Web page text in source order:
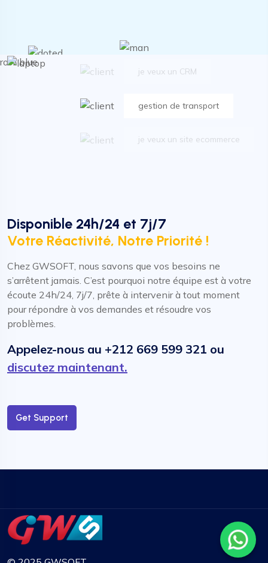
je veux un CRM
gestion de transport
je veux un site ecommerce
gestion de transport
je veux un site ecommerce
Disponible 24h/24 et 7j/7
Votre Réactivité, Notre Priorité !
Chez GWSOFT, nous savons que vos besoins ne
s’arrêtent jamais. C’est pourquoi notre équipe est à votre
écoute 24h/24, 7j/7, prête à intervenir à tout moment
pour répondre à vos demandes et résoudre vos
problèmes.
Appelez-nous au +212 669 599 321 ou
discutez maintenant.
Get Support